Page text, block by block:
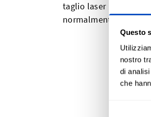
Questo
nostro
di
che
taglio laser possiamo
normalmente non si